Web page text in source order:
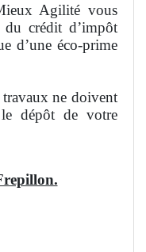
Agilité vous
du crédit d’impôt
d’une éco-prime
ne doivent
dépôt de votre